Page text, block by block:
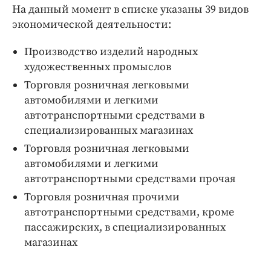
На данный момент в списке указаны 39 видов
экономической деятельности:
Производство изделий народных
художественных промыслов
Торговля розничная легковыми
автомобилями и легкими
автотранспортными средствами в
специализированных магазинах
Торговля розничная легковыми
автомобилями и легкими
автотранспортными средствами прочая
Торговля розничная прочими
автотранспортными средствами, кроме
пассажирских, в специализированных
магазинах